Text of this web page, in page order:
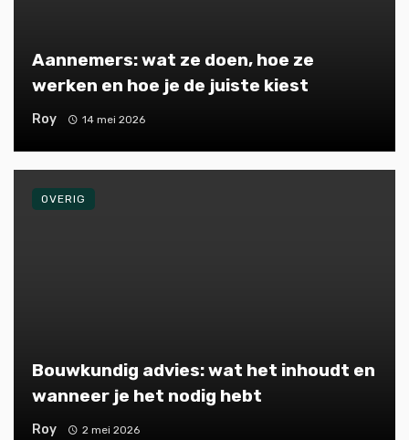
Aannemers: wat ze doen, hoe ze
werken en hoe je de juiste kiest
Roy 14 mei 2026
Bouwkundig advies: wat het inhoudt en
wanneer je het nodig hebt
Roy 2 mei 2026
OVERIG